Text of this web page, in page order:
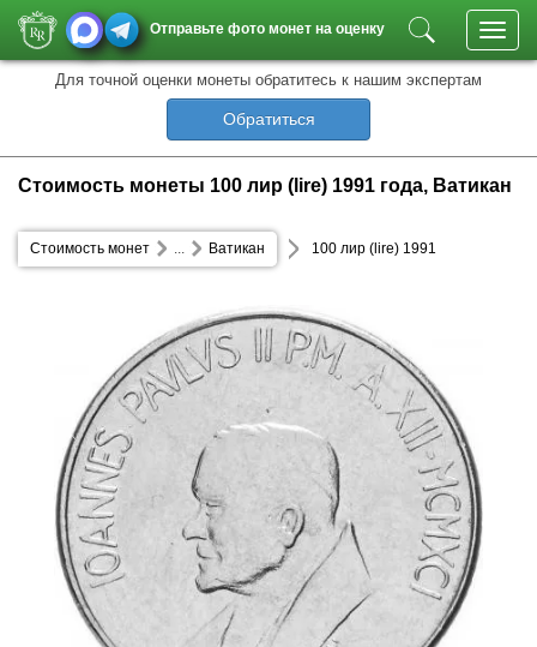
Отправьте фото монет на оценку
Для точной оценки монеты обратитесь к нашим экспертам
Обратиться
Стоимость монеты 100 лир (lire) 1991 года, Ватикан
Стоимость монет Ватикан
... 100 лир (lire) 1991